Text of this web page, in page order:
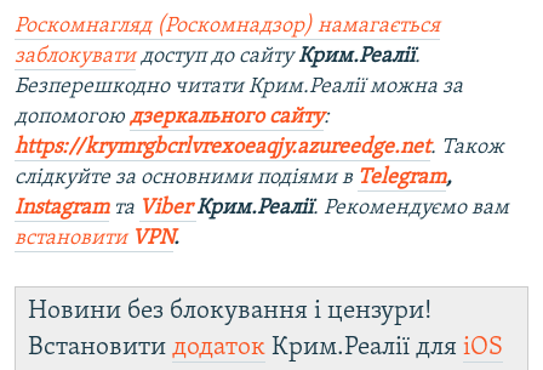
Роскомнагляд (Роскомнадзор) намагається
заблокуватидоступ до сайтуКрим.Реалії.
Безперешкодно читати Крим.Реалії можна за
допомогою дзеркального сайту:
https://krymrgbcrlvrexoeaqjy.azureedge.net. Також
слідкуйте за основними подіями в Telegram,
Instagramта ViberКрим.Реалії. Рекомендуємо вам
встановити VPN.
Новини без блокування і цензури!
Встановити додаток Крим.Реалії для iOS